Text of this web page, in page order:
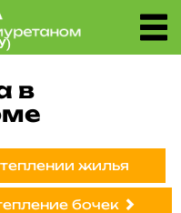
в
жилья
бочек